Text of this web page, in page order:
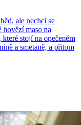
ale nechci se
hovězí maso na
stojí na opečeném
a smetaně, a přitom